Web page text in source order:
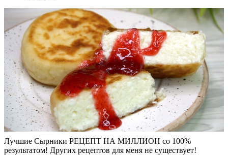
Лучшие Сырники РЕЦЕПТ НА МИЛЛИОН со 100%
результатом! Других рецептов для меня не существует!